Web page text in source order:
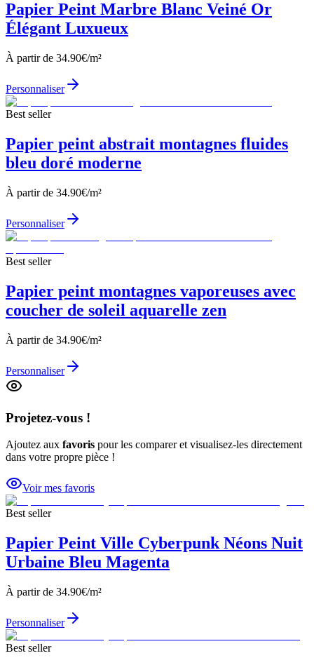
Papier Peint Marbre Blanc Veiné Or
Élégant Luxueux
À partir de 34.90€/m²
Personnaliser
Best seller
Papier peint abstrait montagnes fluides
bleu doré moderne
À partir de 34.90€/m²
Personnaliser
Best seller
Papier peint montagnes vaporeuses avec
coucher de soleil aquarelle zen
À partir de 34.90€/m²
Personnaliser
Projetez-vous !
Ajoutez aux favoris pour les comparer et visualisez-les directement
dans votre propre pièce !
Voir mes favoris
Best seller
Papier Peint Ville Cyberpunk Néons Nuit
Urbaine Bleu Magenta
À partir de 34.90€/m²
Personnaliser
Best seller